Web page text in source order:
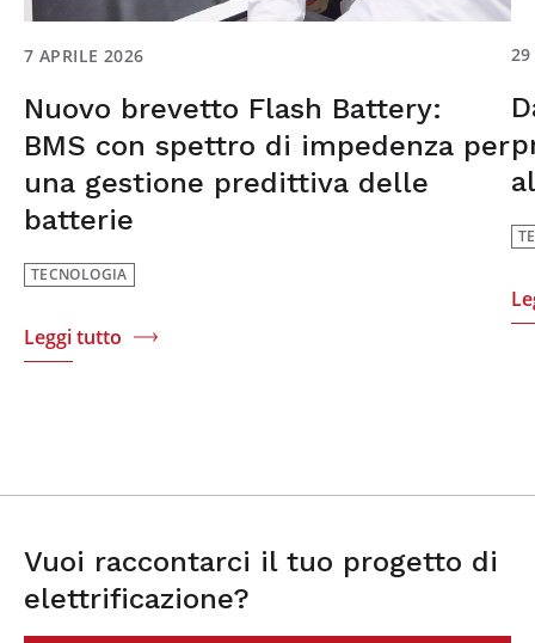
7 APRILE 2026
Nuovo brevetto Flash Battery:
BMS con spettro di impedenza per
una gestione predittiva delle
batterie
TECNOLOGIA
Leggi tutto
29
Vuoi raccontarci il tuo progetto di
elettrificazione?